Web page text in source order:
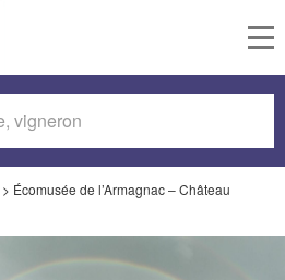
> Écomusée de l’Armagnac – Château